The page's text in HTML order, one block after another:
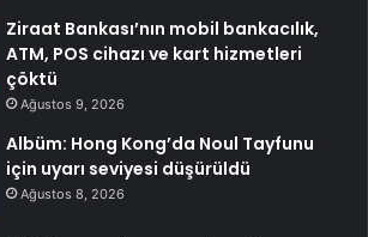
Ziraat Bankası’nın mobil bankacılık,
ATM, POS cihazı ve kart hizmetleri
çöktü
Ağustos 9, 2026
Albüm: Hong Kong’da Noul Tayfunu
için uyarı seviyesi düşürüldü
Ağustos 8, 2026